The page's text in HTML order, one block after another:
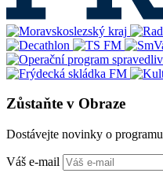
Zůstaňte v Obraze
Dostávejte novinky o
Váš e-mail